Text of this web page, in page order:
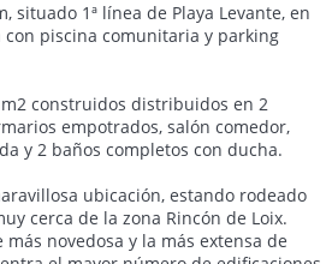
situado 1ª línea de Playa Levante, en
piscina comunitaria y parking
construidos distribuidos en 2
empotrados, salón comedor,
y 2 baños completos con ducha.
ubicación, estando rodeado
cerca de la zona Rincón de Loix.
más novedosa y la más extensa de